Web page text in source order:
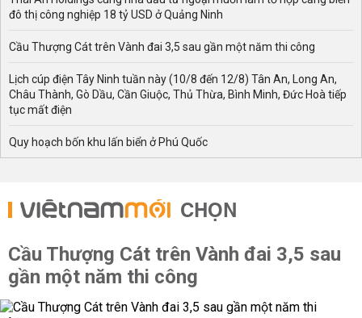
đô thị công nghiệp 18 tỷ USD ở Quảng Ninh
Cầu Thượng Cát trên Vành đai 3,5 sau gần một năm thi công
Lịch cúp điện Tây Ninh tuần này (10/8 đến 12/8) Tân An, Long An,
Châu Thành, Gò Dầu, Cần Giuộc, Thủ Thừa, Bình Minh, Đức Hoà tiếp
tục mất điện
Quy hoạch bốn khu lấn biển ở Phú Quốc
CHỌN
Cầu Thượng Cát trên Vành đai 3,5 sau
gần một năm thi công